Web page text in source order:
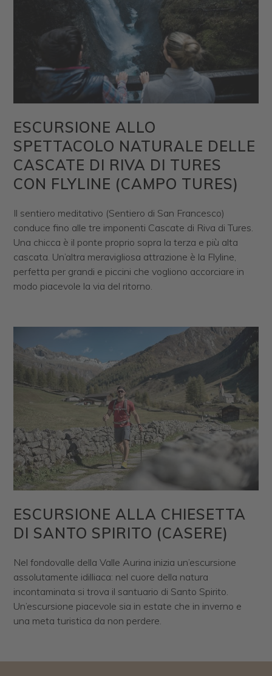
ESCURSIONE ALLO
SPETTACOLO NATURALE DELLE
CASCATE DI RIVA DI TURES
CON FLYLINE (CAMPO TURES)
Il sentiero meditativo (Sentiero di San Francesco)
conduce fino alle tre imponenti Cascate di Riva di Tures.
Una chicca è il ponte proprio sopra la terza e più alta
cascata. Un’altra meravigliosa attrazione è la Flyline,
perfetta per grandi e piccini che vogliono accorciare in
modo piacevole la via del ritorno.
ESCURSIONE ALLA CHIESETTA
DI SANTO SPIRITO (CASERE)
Nel fondovalle della Valle Aurina inizia un’escursione
assolutamente idilliaca: nel cuore della natura
incontaminata si trova il santuario di Santo Spirito.
Un’escursione piacevole sia in estate che in inverno e
una meta turistica da non perdere.